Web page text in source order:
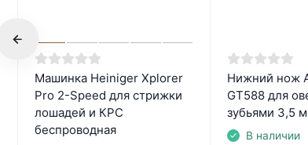
Машинка Heiniger Xplorer
Pro 2-Speed для стрижки
лошадей и КРС
беспроводная
Нижний нож
GT588 для
зубьями 3,5
В наличии